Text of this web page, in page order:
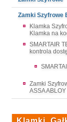
Zamki Szyfrowe
Klamka
Klamka na
SMARTAIR
kontrola
Zamki
ASSA ABLOY